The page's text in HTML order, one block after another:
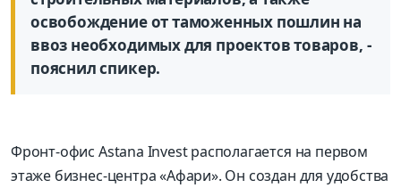
освобождение от таможенных пошлин на
ввоз необходимых для проектов товаров, -
пояснил спикер.
Фронт-офис Astana Invest располагается на первом
этаже бизнес-центра «Афари». Он создан для удобства